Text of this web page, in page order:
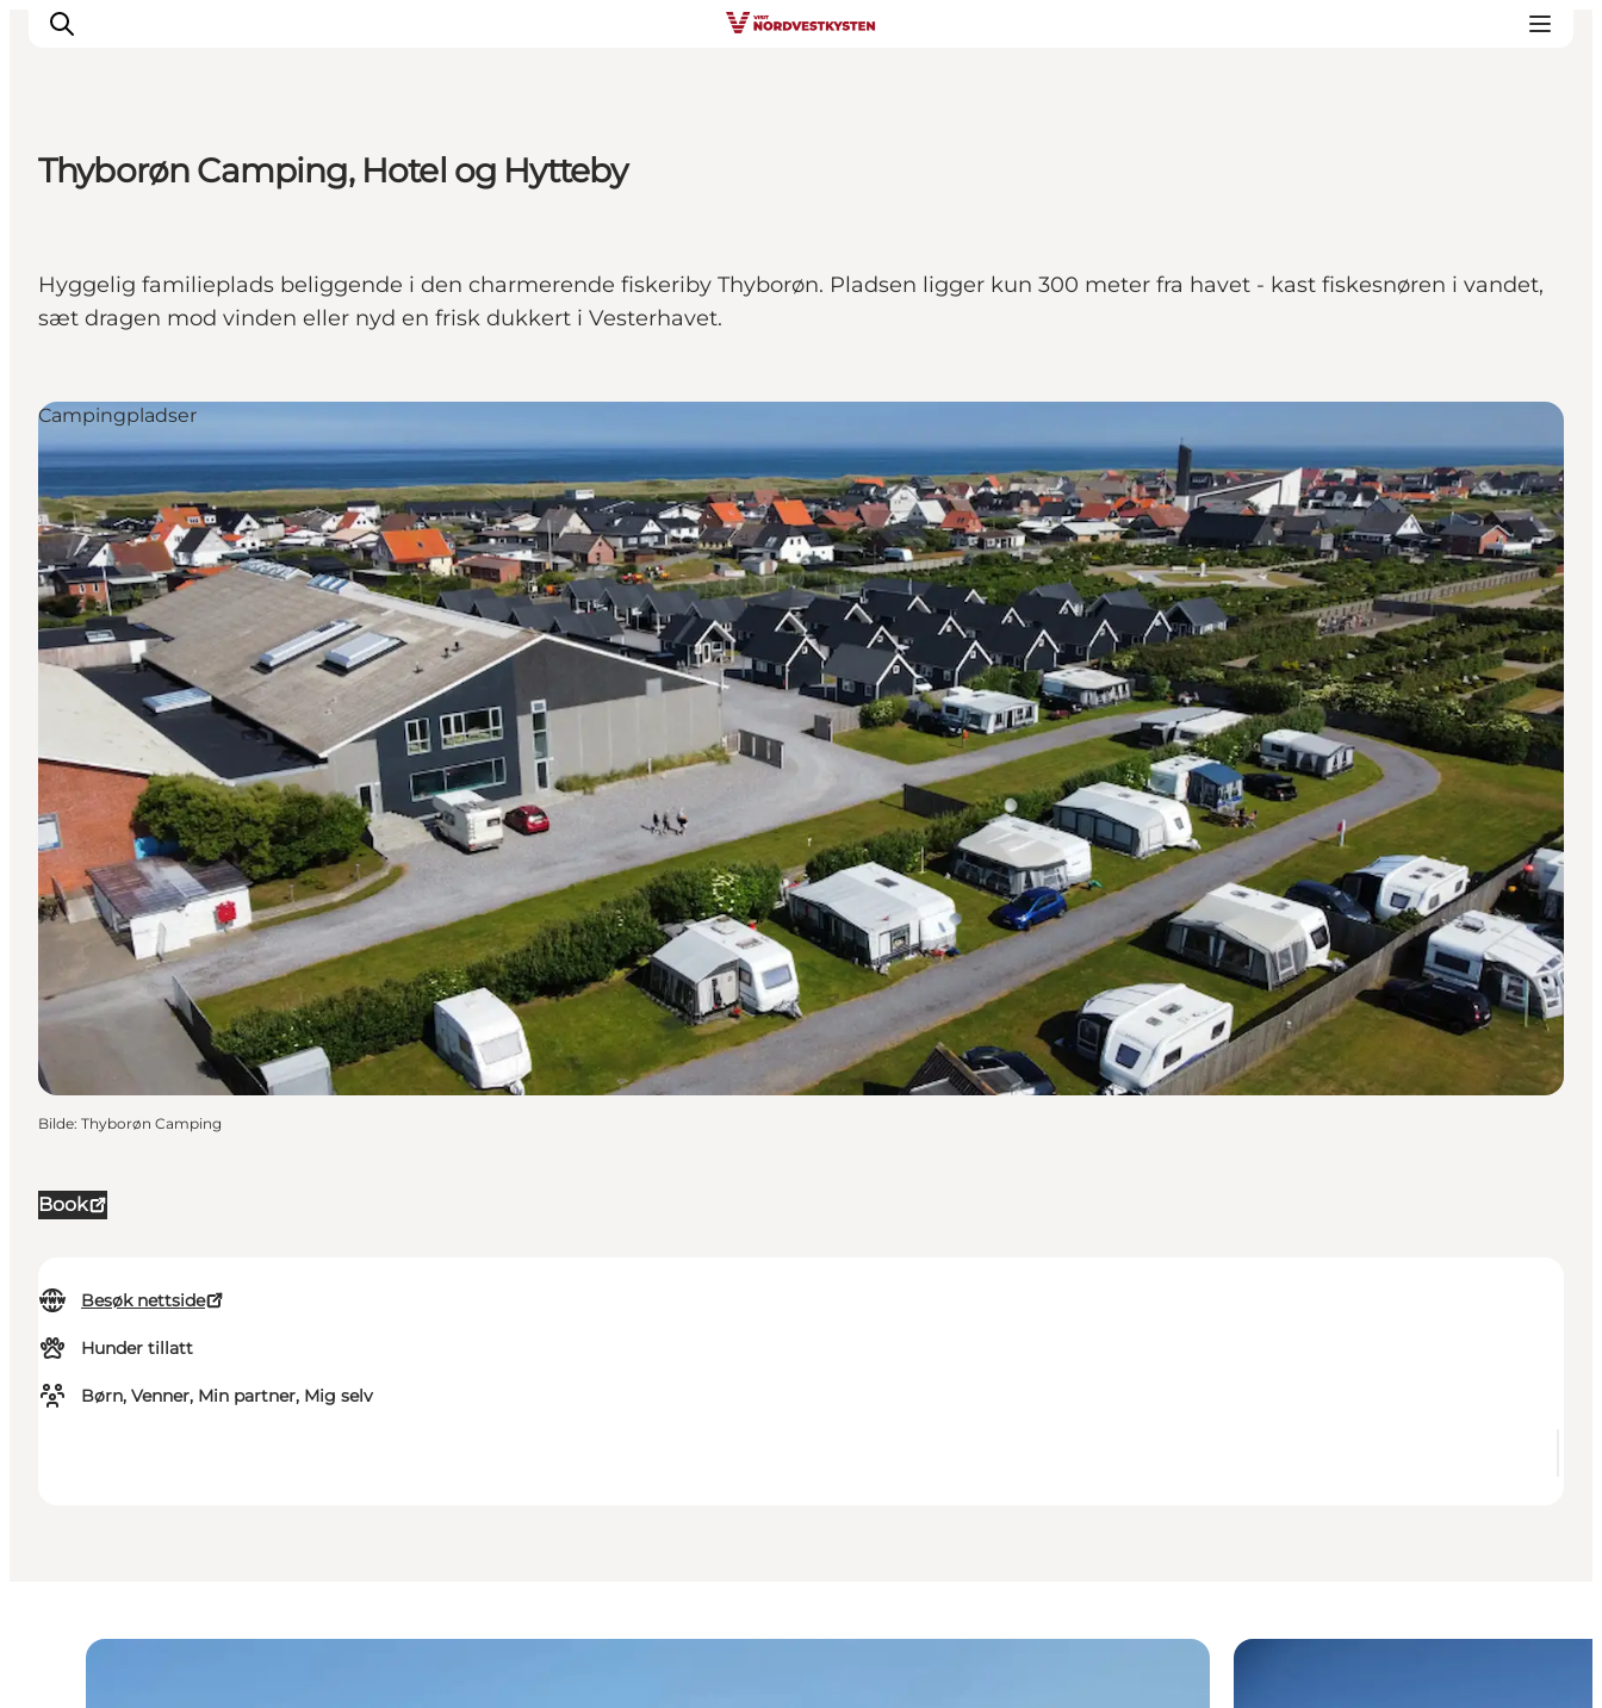
Events
Overnatting
Planlegg ferien
Thyborøn Camping, Hotel og Hytteby
Hyggelig familieplads beliggende i den charmerende fiskeriby Thyborøn. Pladsen ligger kun 300 meter fra havet - kast fiskesnøren i vandet,
sæt dragen mod vinden eller nyd en frisk dukkert i Vesterhavet.
Book
Besøk nettside
Hunder tillatt
Børn, Venner, Min partner, Mig selv
Campingpladser
Bilde: Thyborøn Camping